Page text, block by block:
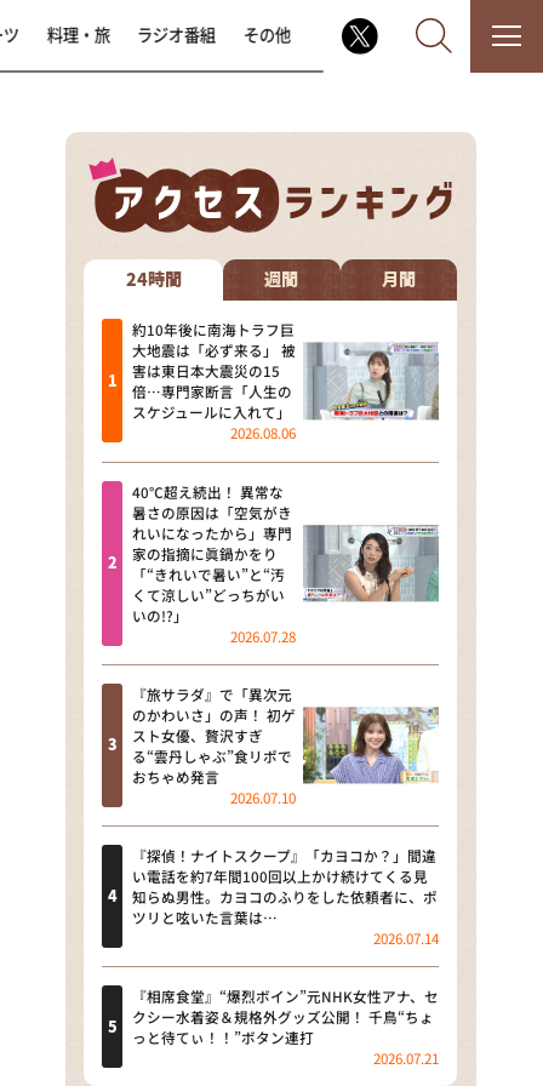
なるみ・岡村の過ぎるTV
相席食堂
これ余談なんですけど・・・
～人生密着トークバラエティ！
～ やすとものいたって真剣です
探偵！ナイトスクープ
news おかえり
河合＆A.B.C-Z塚田×福井アナ
「なんでやねん！？」（news お
かえり）
DAIGOも台所 ～きょうの献立 何
にする？～
本日はダイアンなり！シーズン２
朝だ！生です旅サラダ
教えて！ニュースライブ 正義の
ミカタ
ＬＩＦＥ～夢のカタチ～
新婚さんいらっしゃい！
ポツンと一軒家
ザキ山小屋本館
料理・旅 ラジオ番組 その他
24時間 週間 月間
約10年後に南海トラフ巨
大地震は「必ず来る」 被
害は東日本大震災の15
倍…専門家断言「人生の
スケジュールに入れて」
2026.08.06
40℃超え続出！ 異常な
暑さの原因は「空気がき
れいになったから」専門
家の指摘に眞鍋かをり
「“きれいで暑い”と“汚
くて涼しい”どっちがい
いの!?」
2026.07.28
『旅サラダ』で「異次元
のかわいさ」の声！ 初ゲ
スト女優、贅沢すぎ
る“雲丹しゃぶ”食リポで
おちゃめ発言
2026.07.10
『探偵！ナイトスクープ』「カヨコか？」間違
い電話を約7年間100回以上かけ続けてくる見
知らぬ男性。カヨコのふりをした依頼者に、ポ
ツリと呟いた言葉は…
2026.07.14
『相席食堂』“爆烈ボイン”元NHK女性アナ、セ
クシー水着姿＆規格外グッズ公開！ 千鳥“ちょ
っと待てぃ！！”ボタン連打
2026.07.21